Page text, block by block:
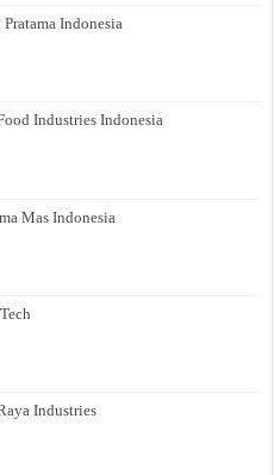
Indonesia
Industries Indonesia
Mas Indonesia
Industries